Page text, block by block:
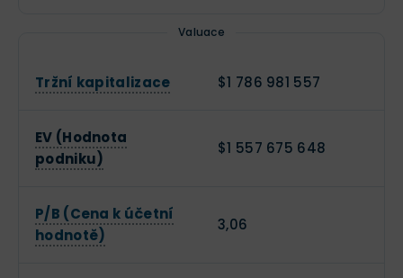
Valuace
Tržní kapitalizace $1 786 981 557
EV (Hodnota
podniku)
$1 557 675 648
P/B (Cena k účetní
hodnotě)
3,06